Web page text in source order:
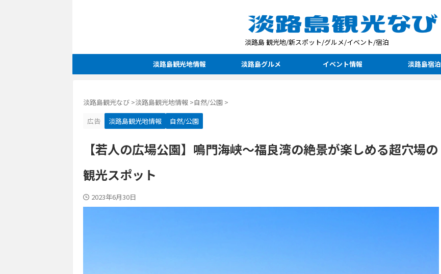
淡路島 観光地/新スポット/グルメ/イベント/宿泊
淡路島観光地情報 淡路島グルメ イベント情報 淡路島宿泊
淡路島観光なび >淡路島観光地情報 >自然/公園 >
広告
淡路島観光地情報 自然/公園
【若人の広場公園】鳴門海峡～福良湾の絶景が楽しめる超穴場の
観光スポット
2023年6月30日